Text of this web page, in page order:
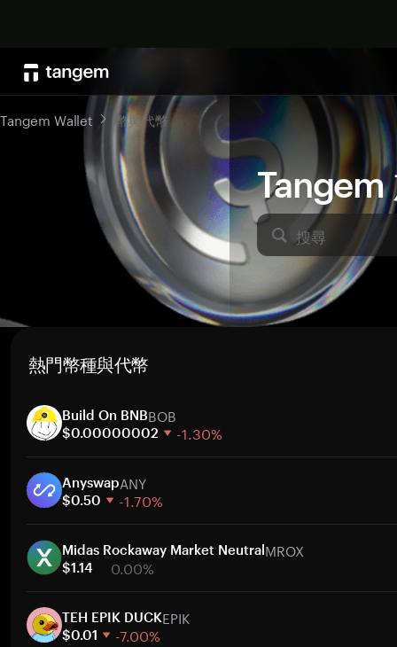
Tangem
搜尋
Tangem Wallet 幣與代幣
熱門幣種與代幣
Build On BNBBOB
$0.00000002 -1.30%
30 天
市值
AnyswapANY
$0.50 -1.70%
30 天
市值
Midas Rockaway Market NeutralMROX
$1.14 0.00%
30 天
市值
TEH EPIK DUCKEPIK
$0.01 -7.00%